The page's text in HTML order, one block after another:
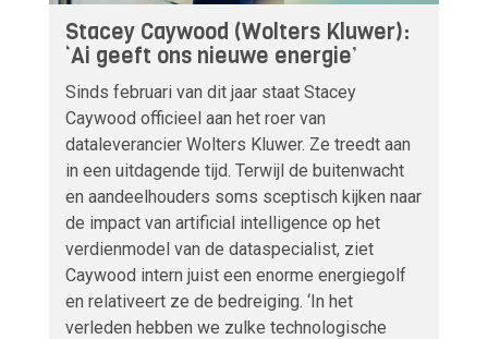
Stacey Caywood (Wolters Kluwer):
‘Ai geeft ons nieuwe energie’
Sinds februari van dit jaar staat Stacey
Caywood officieel aan het roer van
dataleverancier Wolters Kluwer. Ze treedt aan
in een uitdagende tijd. Terwijl de buitenwacht
en aandeelhouders soms sceptisch kijken naar
de impact van artificial intelligence op het
verdienmodel van de dataspecialist, ziet
Caywood intern juist een enorme energiegolf
en relativeert ze de bedreiging. ‘In het
verleden hebben we zulke technologische